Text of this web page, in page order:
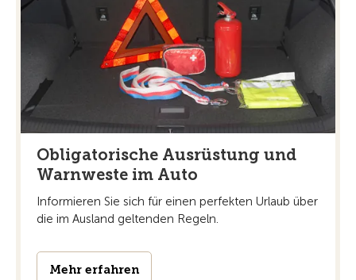
Obligatorische Ausrüstung und
Warnweste im Auto
Informieren Sie sich für einen perfekten Urlaub über
die im Ausland geltenden Regeln.
Mehr erfahren